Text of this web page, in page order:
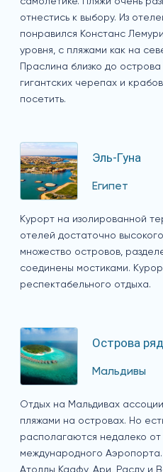
отнестись к выбору. Из
понравился Констанс
уровня, с пляжами как на
Праслина близко до
гигантских черепах и
посетить.
Эль-Гуна
Египет
Курорт на изолированной
отелей достаточно
множество островов,
соединены мостиками.
респектабельного отдыха.
Острова
Мальдивы
Отдых на Мальдивах
пляжами на островах. Но
располагаются недалеко от
международного